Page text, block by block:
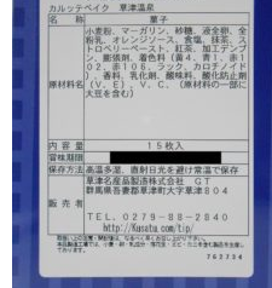
新商品
MONDE SELECTION
草津産熊笹
その他
キャラクター